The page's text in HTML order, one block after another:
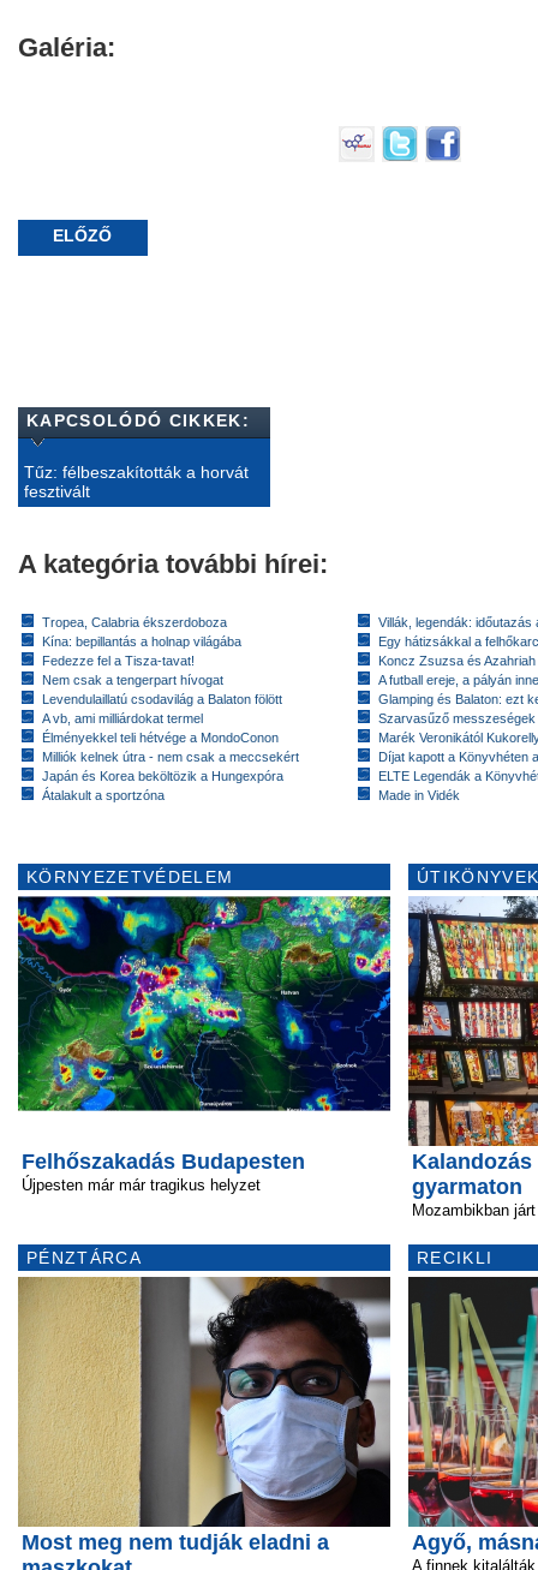
Galéria:
ELŐZŐ
KAPCSOLÓDÓ CIKKEK:
Tűz: félbeszakították a horvát
fesztivált
A kategória további hírei:
Tropea, Calabria ékszerdoboza
Kína: bepillantás a holnap világába
Fedezze fel a Tisza-tavat!
Nem csak a tengerpart hívogat
Levendulaillatú csodavilág a Balaton fölött
A vb, ami milliárdokat termel
Élményekkel teli hétvége a MondoConon
Milliók kelnek útra - nem csak a meccsekért
Japán és Korea beköltözik a Hungexpóra
Átalakult a sportzóna
Villák, legendák: időutazás
Egy hátizsákkal a
Koncz Zsuzsa és
A futball ereje, a pályán
Glamping és Balaton: ezt
Szarvasűző messzeségek
Marék Veronikától
Díjat kapott a Könyvhéten
ELTE Legendák a
Made in Vidék
KÖRNYEZETVÉDELEM
Felhőszakadás Budapesten
Újpesten már már tragikus helyzet
PÉNZTÁRCA
Most meg nem tudják eladni a
gyarmaton
Mozambikban
RECIKLI
Agyő,
A finnek kitalálták